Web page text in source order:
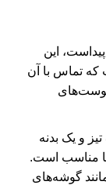
این
که تماس با آن
و یک بدنه
مناسب است.
گوشه‌های